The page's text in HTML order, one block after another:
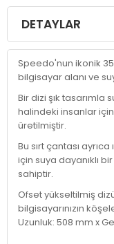
DETAYLAR
Speedo'nun ikonik
bilgisayar alanı ve
Bir dizi şık tasarımla
halindeki insanlar
üretilmiştir.
Bu sırt çantası
için suya dayanıklı
sahiptir.
Ofset yükseltilmiş
bilgisayarınızın
Uzunluk: 508 mm x